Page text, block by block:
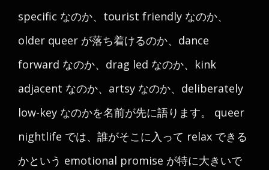
specific なのか、tourist friendly なのか、
older queer が落ち着けるのか、dance
forward なのか、drag led なのか、kink
adjacent なのか、artsy なのか、deliberately
low-key なのかを名前が先に語ります。 queer
nightlife では、誰がそこに入って relax できる
かという emotional promise が特に大きいで